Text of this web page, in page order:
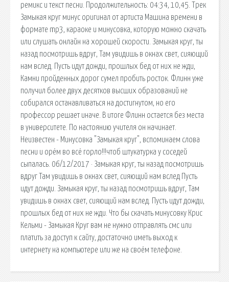
ремикс и текст песни. Продолжительность: 04:34, 10,45. Трек
Замыкая круг минус оригинал от артиста Машина времени в
формате mp3, караоке и минусовка, которую можно скачать
или слушать онлайн на хорошей скорости. Замыкая круг, ты
назад посмотришь вдруг, Там увидишь в окнах свет, сияющий
нам вслед. Пусть идут дожди, прошлых бед от них не жди,
Камни пройденных дорог сумел пробить росток. Флинн уже
получил более двух десятков высших образований не
собирался останавливаться на достигнутом, но его
профессор решает иначе. В итоге Флинн остается без места
в университете. По настоянию учителя он начинает.
Неизвестен - Минусовка "Замыкая круг", вспоминаем слова
песни и орём во всё горло!!!чтоб штукатурка у соседей
сыпалась. 06/12/2017 · Замыкая круг, ты назад посмотришь
вдруг Там увидишь в окнах свет, сияющий нам вслед Пусть
идут дожди. Замыкая круг, ты назад посмотришь вдруг, Там
увидишь в окнах свет, сияющий нам вслед. Пусть идут дожди,
прошлых бед от них не жди. Что бы скачать минусовку Крис
Кельми - Замыкая Круг вам не нужно отправлять смс или
платить за доступ к сайту, достаточно иметь выход к
интернету на компьютере или же на своём телефоне.